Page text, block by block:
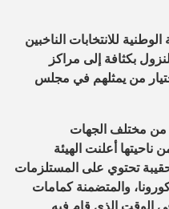
للانتخابات الناخبين
بكثافة إلى مراكز
من يمثلهم في مجلس
من مختلف الجهات
ناحيتها أعلنت الهيئة
تحتوي على المستلزمات
والمتضمنة كمامات
الوقت الذي قام فيه